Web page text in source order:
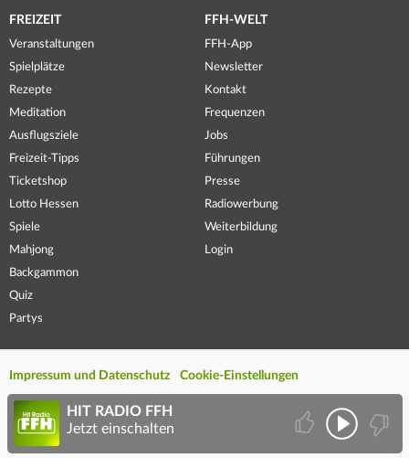
FREIZEIT
Veranstaltungen
Spielplätze
Rezepte
Meditation
Ausflugsziele
Freizeit-Tipps
Ticketshop
Lotto Hessen
Spiele
Mahjong
Backgammon
Quiz
Partys
FFH-WELT
FFH-App
Newsletter
Kontakt
Frequenzen
Jobs
Führungen
Presse
Radiowerbung
Weiterbildung
Login
Impressum und Datenschutz Cookie-Einstellungen
HIT RADIO FFH
Jetzt einschalten